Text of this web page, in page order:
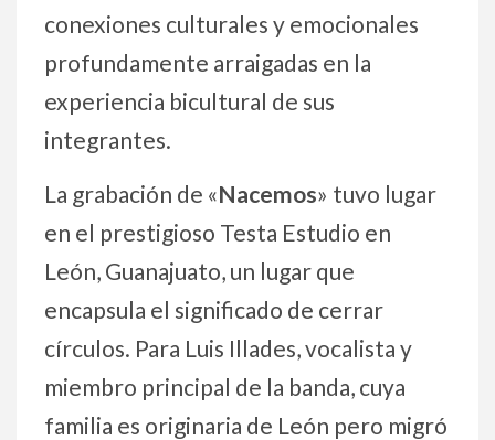
conexiones culturales y emocionales
profundamente arraigadas en la
experiencia bicultural de sus
integrantes.
La grabación de «Nacemos» tuvo lugar
en el prestigioso Testa Estudio en
León, Guanajuato, un lugar que
encapsula el significado de cerrar
círculos. Para Luis Illades, vocalista y
miembro principal de la banda, cuya
familia es originaria de León pero migró